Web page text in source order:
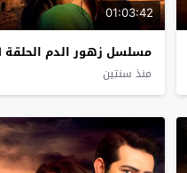
01:03:42
مسلسل زهور الدم الحلقة 401
منذ سنتين